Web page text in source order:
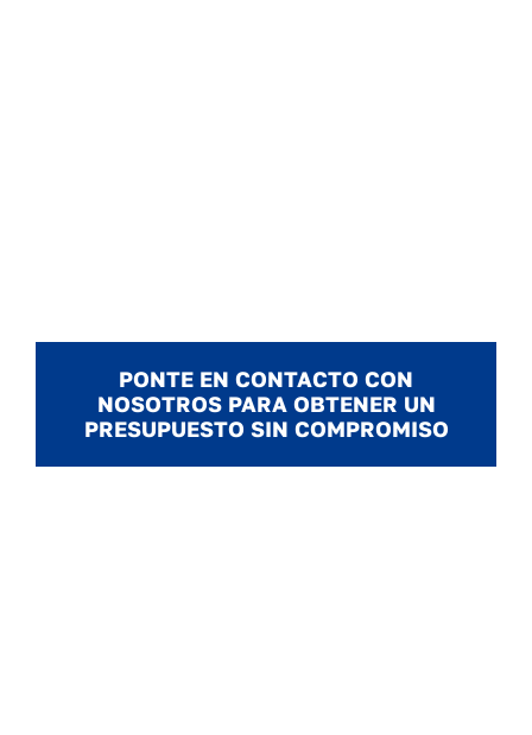
PONTE EN CONTACTO CON
NOSOTROS PARA OBTENER UN
PRESUPUESTO SIN COMPROMISO